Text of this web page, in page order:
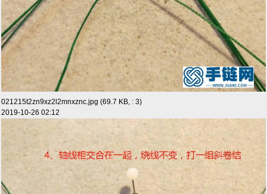
021215t2zn9xz2l2mnxznc.jpg (69.7 KB, : 3)
2019-10-26 02:12